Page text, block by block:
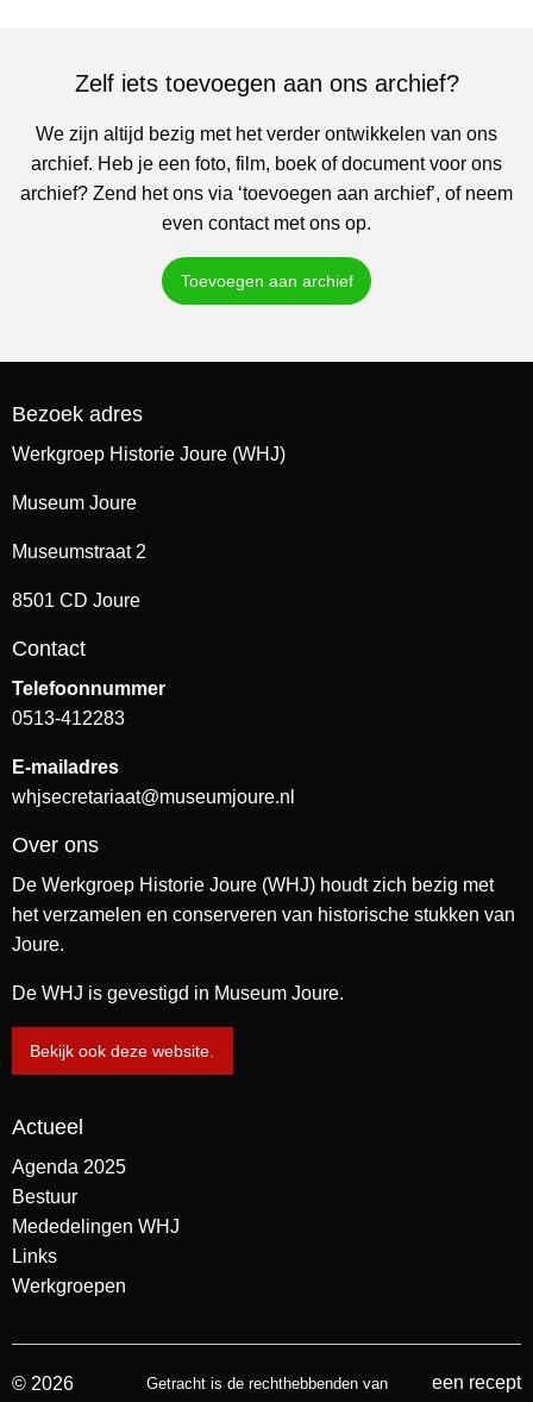
Zelf iets toevoegen aan ons archief?
We zijn altijd bezig met het verder ontwikkelen van ons
archief. Heb je een foto, film, boek of document voor ons
archief? Zend het ons via ‘toevoegen aan archief’, of neem
even contact met ons op.
Toevoegen aan archief
Bezoek adres
Werkgroep Historie Joure (WHJ)
Museum Joure
Museumstraat 2
8501 CD Joure
Contact
Telefoonnummer
0513-412283
E-mailadres
whjsecretariaat@museumjoure.nl
Over ons
De Werkgroep Historie Joure (WHJ) houdt zich bezig met
het verzamelen en conserveren van historische stukken van
Joure.
De WHJ is gevestigd in Museum Joure.
Bekijk ook deze website.
Actueel
Agenda 2025
Bestuur
Mededelingen WHJ
Links
Werkgroepen
© 2026 Getracht is de rechthebbenden van
een recept